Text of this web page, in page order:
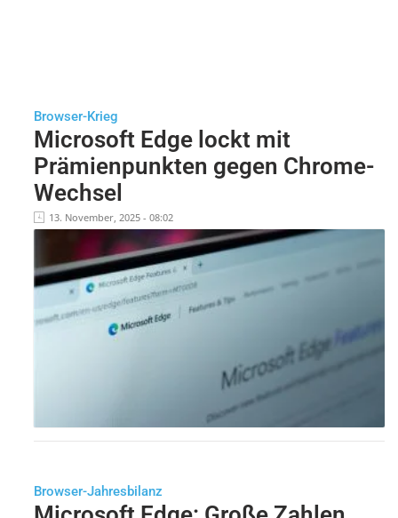
Browser-Krieg
Microsoft Edge lockt mit
Prämienpunkten gegen Chrome-
Wechsel
13. November, 2025 - 08:02
Browser-Jahresbilanz